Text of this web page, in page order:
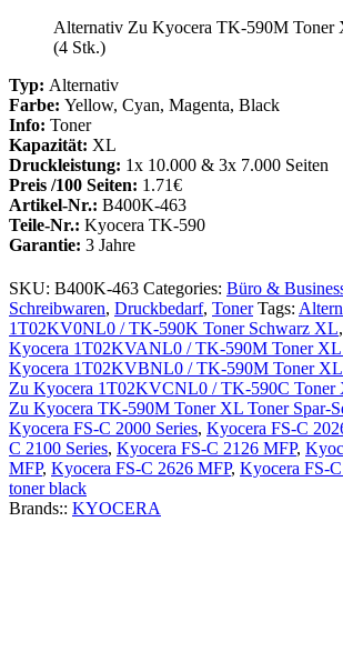
Menge
Alternativ Zu Kyocera TK-590M Toner
(4 Stk.)
Typ: Alternativ
Farbe: Yellow, Cyan, Magenta, Black
Info: Toner
Kapazität: XL
Druckleistung: 1x 10.000 & 3x 7.000 Seiten
Preis /100 Seiten: 1.71€
Artikel-Nr.: B400K-463
Teile-Nr.: Kyocera TK-590
Garantie: 3 Jahre
SKU: B400K-463 Categories: Büro &
Schreibwaren, Druckbedarf, Toner Tags:
1T02KV0NL0 / TK-590K Toner Schwarz XL,
Kyocera 1T02KVANL0 / TK-590M Toner XL
Kyocera 1T02KVBNL0 / TK-590M Toner XL
Zu Kyocera 1T02KVCNL0 / TK-590C Toner
Zu Kyocera TK-590M Toner XL Toner Spar-
Kyocera FS-C 2000 Series, Kyocera FS-C
C 2100 Series, Kyocera FS-C 2126 MFP,
MFP, Kyocera FS-C 2626 MFP, Kyocera FS-
toner black
Brands:: KYOCERA